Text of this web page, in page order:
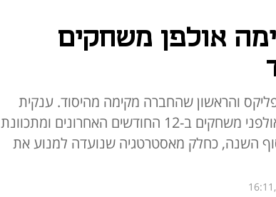
אולפן משחקים
והראשון שהחברה מקימה מהיסוד. ענקית
הסטרימינג רכשה שלושה אולפני משחקים ב-12 החודשים האחרונים ומתכוונת
עד סוף השנה, כחלק מאסטרטגיה שנועדה למנוע את